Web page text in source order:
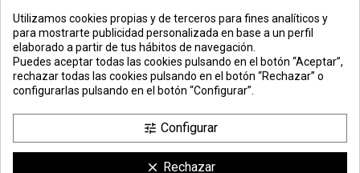
PREMIOS
METODOS
DE PAGO
ENVÍO
COMERCIO
SEGURO
Utilizamos cookies propias y de terceros para fines analíticos y
para mostrarte publicidad personalizada en base a un perfil
elaborado a partir de tus hábitos de navegación.
Puedes aceptar todas las cookies pulsando en el botón “Aceptar”,
rechazar todas las cookies pulsando en el botón “Rechazar” o
configurarlas pulsando en el botón “Configurar”.
tune Configurar
clear Rechazar